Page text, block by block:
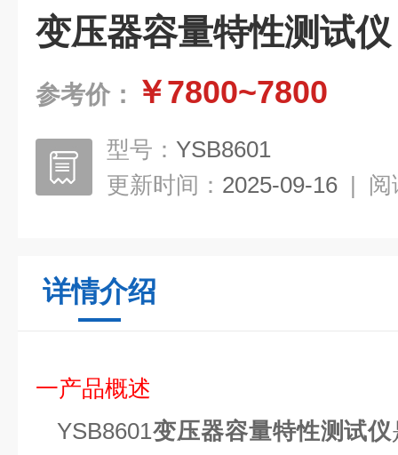
变压器容量特性测试仪
参考价： ￥7800~7800
型号： YSB8601
更新时间： 2025-09-16 | 阅
详情介绍
一产品概述
YSB8601变压器容量特性测试仪